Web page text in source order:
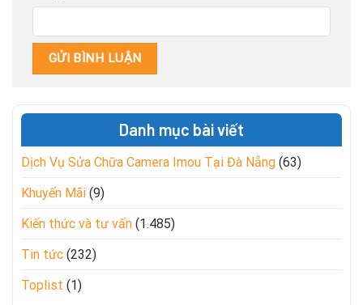
Danh mục bài viết
Dịch Vụ Sửa Chữa Camera Imou Tại Đà Nẵng (63)
Khuyến Mãi (9)
Kiến thức và tư vấn (1.485)
Tin tức (232)
Toplist (1)